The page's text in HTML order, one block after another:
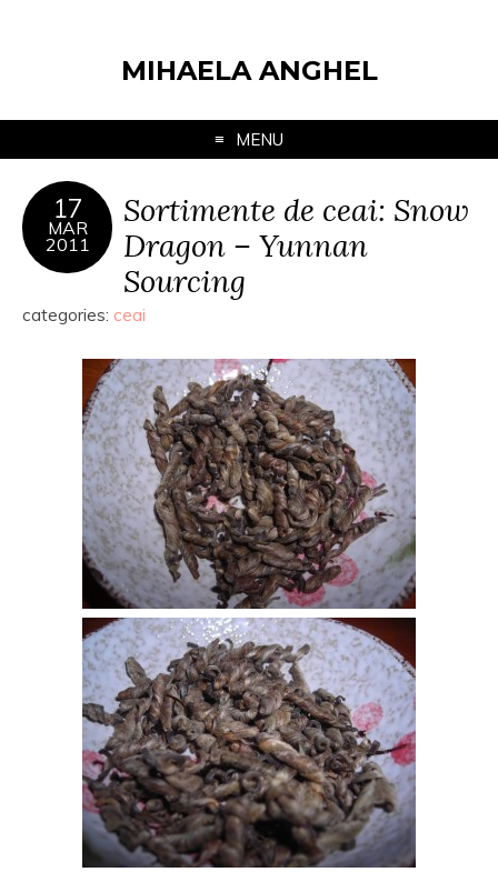
MIHAELA ANGHEL
MENU
17
MAR
2011
Sortimente de ceai: Snow
Dragon – Yunnan
Sourcing
categories: ceai